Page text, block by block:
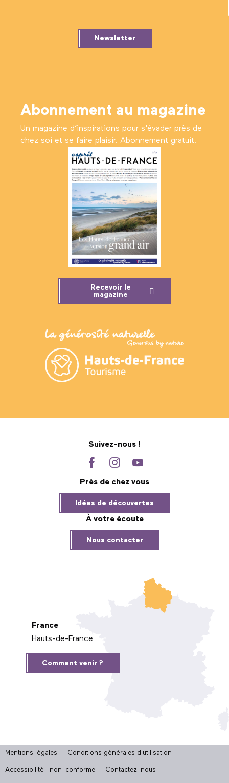
Newsletter
Abonnement au magazine
Un magazine d’inspirations pour s'évader près de
chez soi et se faire plaisir. Abonnement gratuit.
Recevoir le
magazine
Suivez-nous !
Près de chez vous
Idées de découvertes
À votre écoute
Nous contacter
France
Hauts-de-France
Comment venir ?
Mentions légales Conditions générales d'utilisation
Accessibilité : non-conforme Contactez-nous